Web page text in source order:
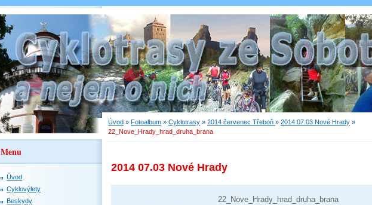
Úvod » Fotoalbum » Cyklotrasy » 2014 červenec Třeboň » 2014 07.03 Nové Hrady »
22_Nove_Hrady_hrad_druha_brana
2014 07.03 Nové Hrady
22_Nove_Hrady_hrad_druha_brana
Menu
Úvod
Cyklovýlety
Beskydy